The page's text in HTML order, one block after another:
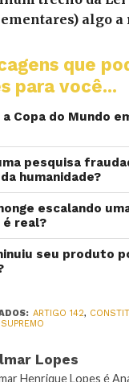
algo a
que
para você...
Copa do Mundo
pesquisa
humanidade?
escalando
real?
seu produto
ARTIGO 142,
SUPREMO
Lopes
Henrique Lopes é